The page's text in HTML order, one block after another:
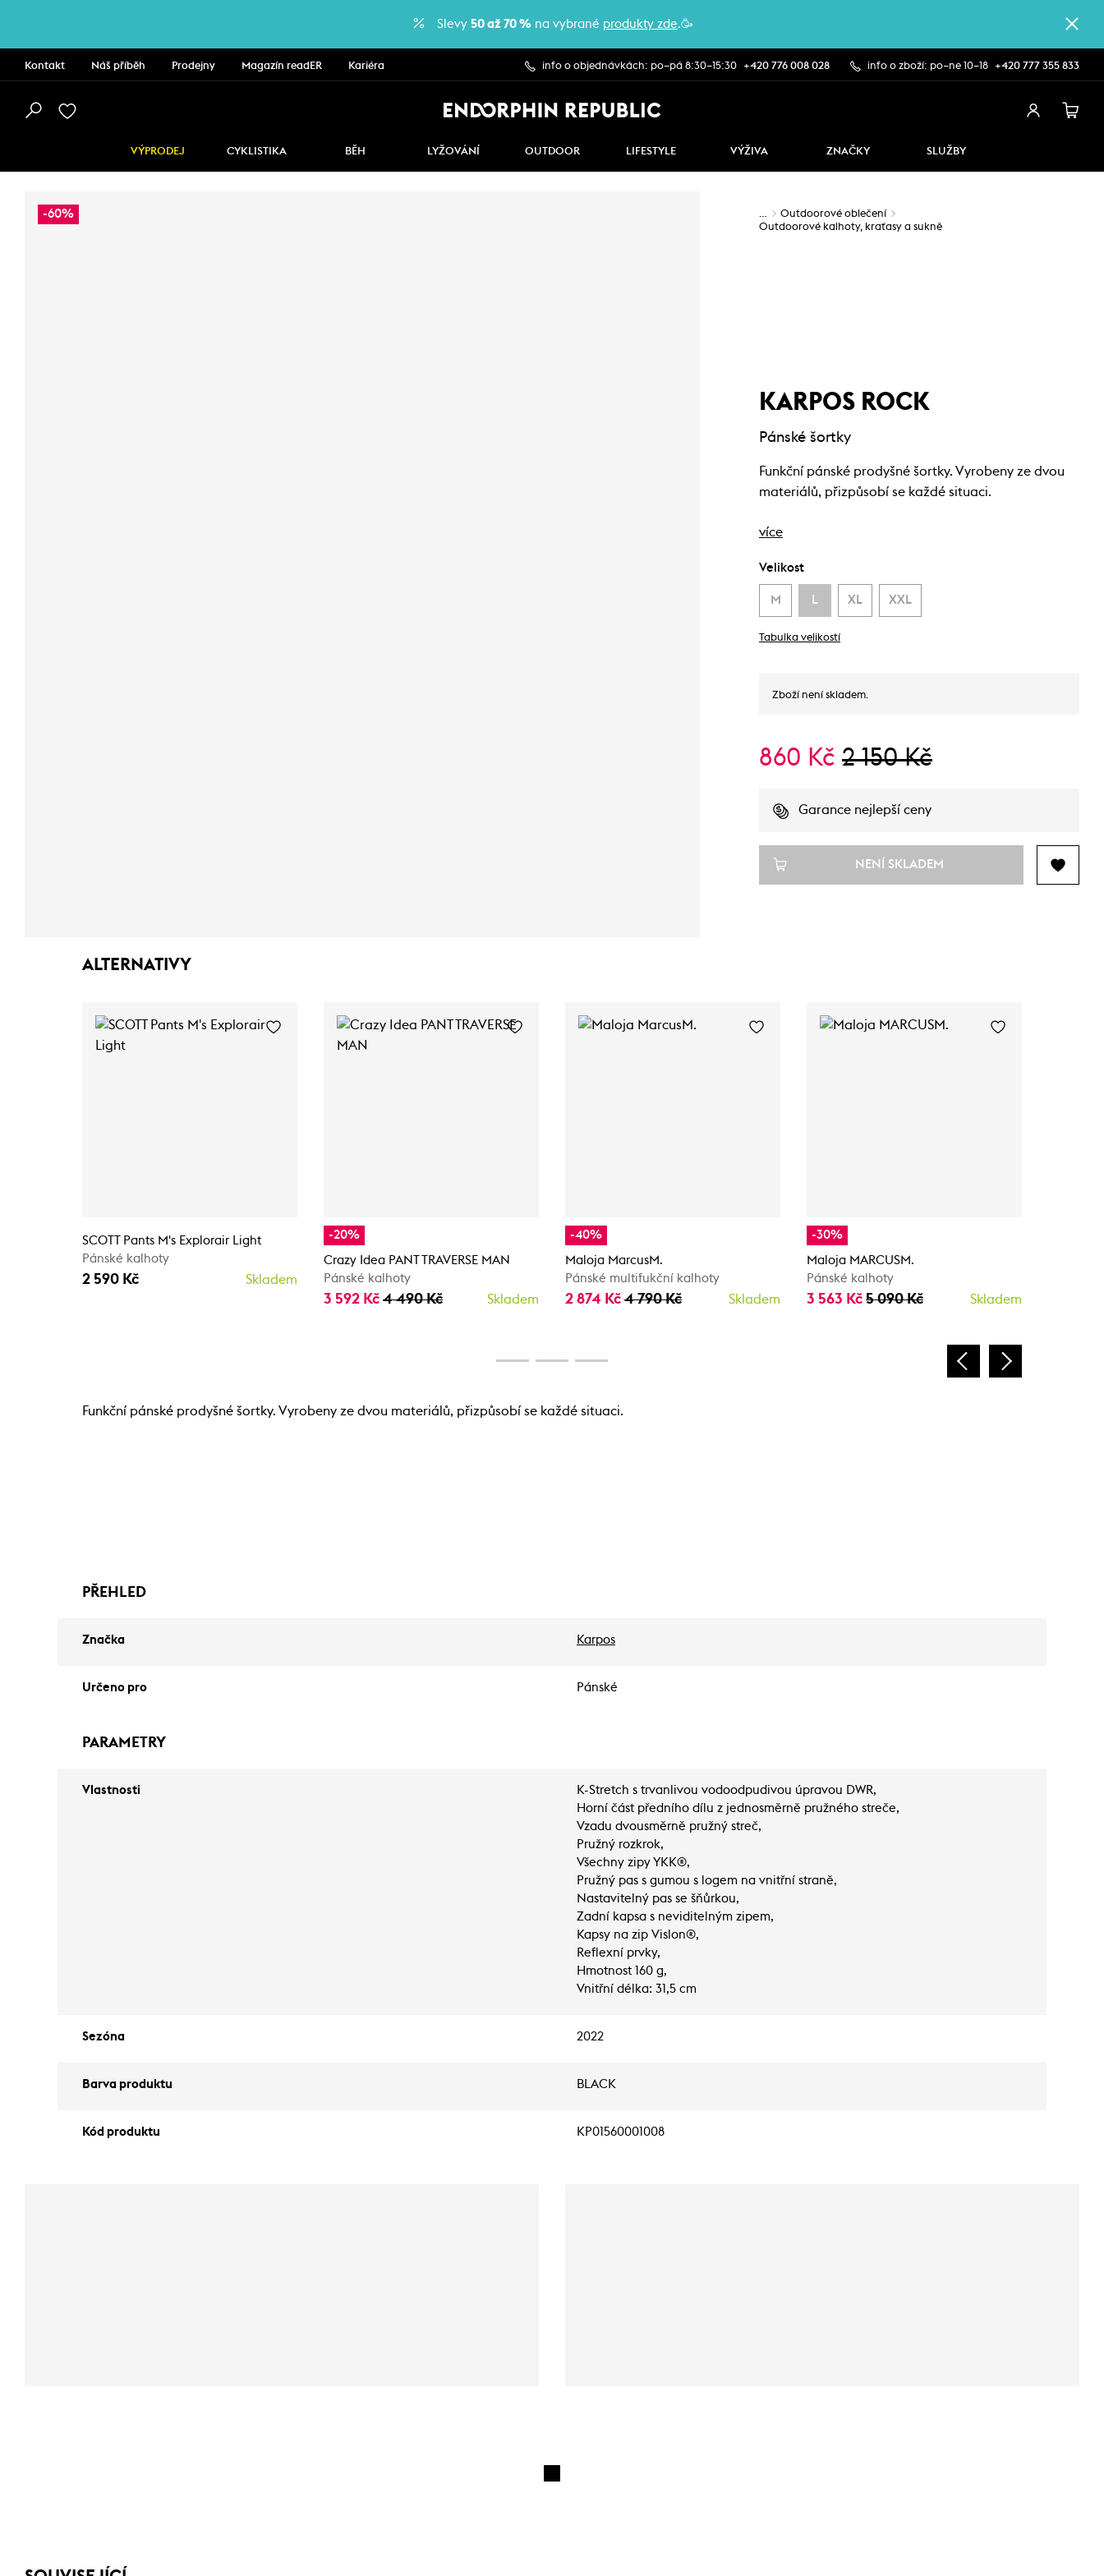
Slevy 50 až 70 % na vybrané produkty zde.🥳
Kontakt Náš příběh Prodejny Magazín readER Kariéra info o objednávkách: po–pá 8:30–15:30 +420 776 008 028 info o zboží: po–ne 10–18 +420 777 355 833
VÝPRODEJ CYKLISTIKA BĚH LYŽOVÁNÍ OUTDOOR LIFESTYLE VÝŽIVA ZNAČKY SLUŽBY
-60% …
Outdoorové oblečení
Outdoorové kalhoty, kraťasy a sukně
KARPOS ROCK
Pánské šortky
Funkční pánské prodyšné šortky. Vyrobeny ze dvou
materiálů, přizpůsobí se každé situaci.
více
Velikost
M L XL XXL
Tabulka velikostí
Zboží není skladem.
860 Kč 2 150 Kč
Garance nejlepší ceny
NENÍ SKLADEM
ALTERNATIVY
SCOTT Pants M's Explorair Light
Pánské kalhoty
2 590 Kč Skladem
-20%
Crazy Idea PANT TRAVERSE MAN
Pánské kalhoty
3 592 Kč 4 490 Kč Skladem
-40%
Maloja MarcusM.
Pánské multifukční kalhoty
2 874 Kč 4 790 Kč Skladem
-30%
Maloja MARCUSM.
Pánské kalhoty
3 563 Kč 5 090 Kč Skladem
Funkční pánské prodyšné šortky. Vyrobeny ze dvou materiálů, přizpůsobí se každé situaci.
PŘEHLED
Značka Karpos
Určeno pro Pánské
PARAMETRY
Vlastnosti
K-Stretch s trvanlivou vodoodpudivou úpravou DWR,
Horní část předního dílu z jednosměrně pružného streče,
Vzadu dvousměrně pružný streč,
Pružný rozkrok,
Všechny zipy YKK®,
Pružný pas s gumou s logem na vnitřní straně,
Nastavitelný pas se šňůrkou,
Zadní kapsa s neviditelným zipem,
Kapsy na zip Vislon®,
Reflexní prvky,
Hmotnost 160 g,
Vnitřní délka: 31,5 cm
Sezóna 2022
Barva produktu BLACK
Kód produktu KP01560001008